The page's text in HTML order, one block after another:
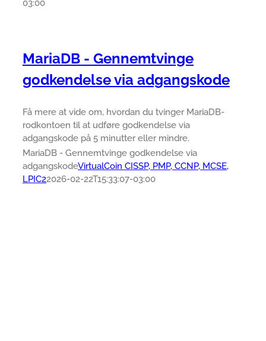
03:00
MariaDB - Gennemtvinge
godkendelse via adgangskode
Få mere at vide om, hvordan du tvinger MariaDB-
rodkontoen til at udføre godkendelse via
adgangskode på 5 minutter eller mindre.
MariaDB - Gennemtvinge godkendelse via
adgangskodeVirtualCoin CISSP, PMP, CCNP, MCSE,
LPIC22026-02-22T15:33:07-03:00